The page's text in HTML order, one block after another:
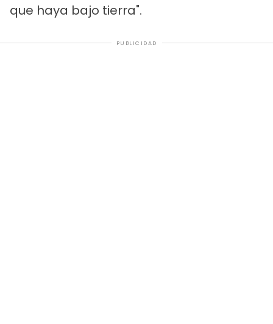
que haya bajo tierra".
PUBLICIDAD